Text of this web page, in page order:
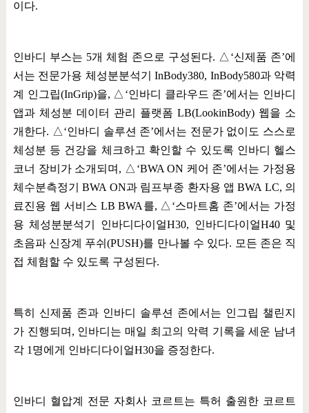
이다.
인바디 부스는 5개 체험 존으로 구성된다. △ ‘신제품 존’에
서는 전문가용 체성분분석기InBody380, InBody580과 악력
계 인그립(InGrip)을, △ ‘인바디 클라우드 존’에서는 인바디
앱과 체성분 데이터 관리 플랫폼LB(LookinBody) 웹을 소
개한다. △‘인바디 솔루션 존’에서는 전문가 없이도 스스로
체성분 등 건강을 체크하고 확인할 수 있도록 인바디 헬스
코너 장비가 소개되며 , △ ‘BWA ON 케어 존’에서는 가정용
체수분측정기BWA ON과 림프부종 환자용 앱BWA LC, 의
료진용 웹 서비스 LB BWA 를, △ ‘스마트홈 존’에서는 가정
용 체성분분석기 인바디다이얼H30, 인바디다이얼H40 및
초음파 신장계 푸쉬(PUSH)를 만나볼 수 있다. 모든 존은 직
접 체험할 수 있도록 구성된다.
특히 신제품 존과 인바디 솔루션 존에서는 인그립 챌린지
가 진행되며 , 인바디는 매일 최고의 악력 기록을 세운 남녀
각 1 명에게 인바디다이얼H30을 증정한다.
인바디 혈압계 전문 자회사 코르트는 특허 출원한 코르트